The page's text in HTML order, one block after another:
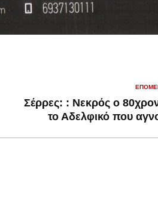
Σέρρες: : Νεκρός ο
το Αδελφικό που